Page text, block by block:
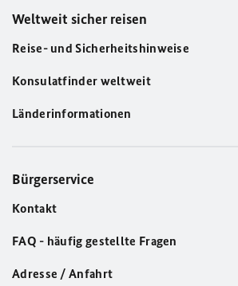
Weltweit sicher reisen
Reise- und Sicherheitshinweise
Konsulatfinder weltweit
Länderinformationen
Bürgerservice
Kontakt
FAQ - häufig gestellte Fragen
Adresse / Anfahrt